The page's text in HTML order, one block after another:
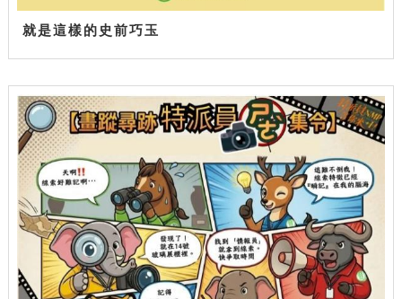
就是這樣的史前巧玉